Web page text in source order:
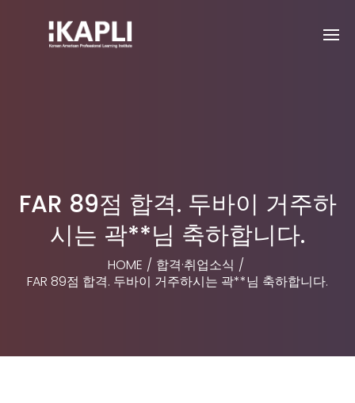
FAR 89점 합격. 두바이 거주하
시는 곽**님 축하합니다.
HOME / 합격·취업소식 /
FAR 89점 합격. 두바이 거주하시는 곽**님 축하합니다.